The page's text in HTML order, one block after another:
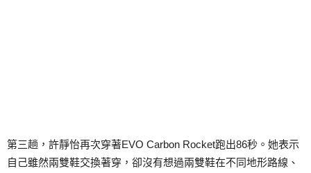
第三趟，許靜怡再次穿著EVO Carbon Rocket跑出86秒。她表示
自己雖然兩雙鞋交換著穿，卻沒有想過兩雙鞋在不同地形路線、